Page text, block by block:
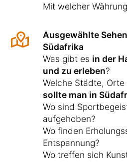
Mit welcher
Ausgewählte
Südafrika
Was gibt es in der
und zu erleben?
Welche Städte,
sollte man in
Wo sind
aufgehoben?
Wo finden
Entspannung?
Wo treffen sich